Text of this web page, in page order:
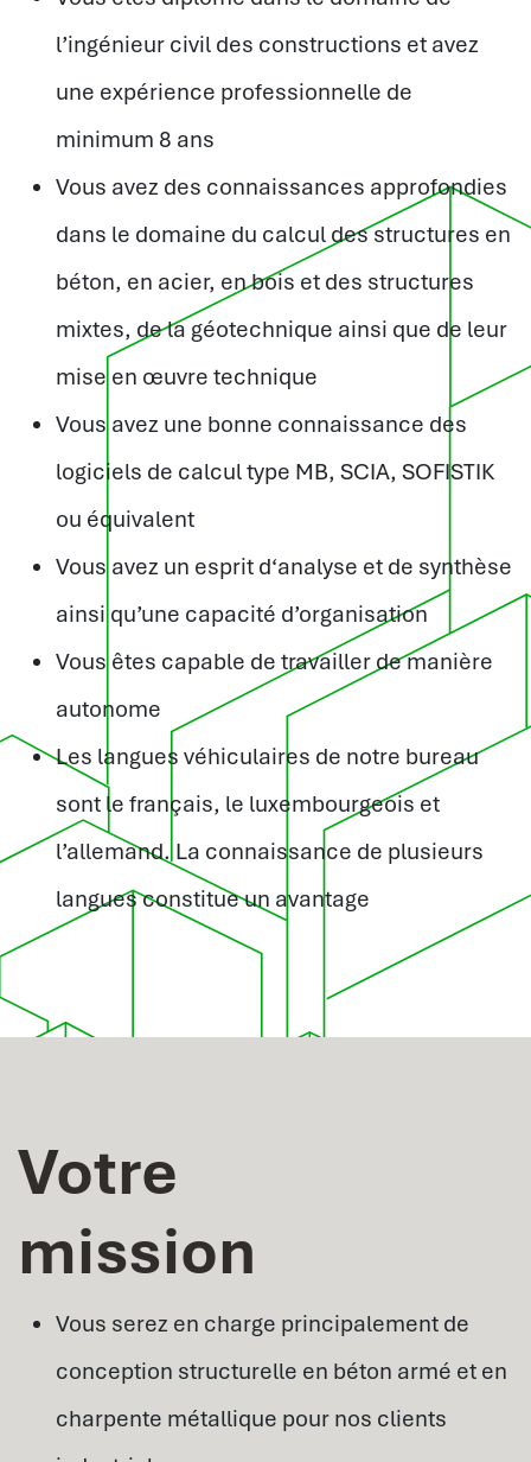
l’ingénieur civil des constructions et avez
une expérience professionnelle de
minimum 8 ans
Vous avez des connaissances approfondies
dans le domaine du calcul des structures en
béton, en acier, en bois et des structures
mixtes, de la géotechnique ainsi que de leur
mise en œuvre technique
Vous avez une bonne connaissance des
logiciels de calcul type MB, SCIA, SOFISTIK
ou équivalent
Vous avez un esprit d‘analyse et de synthèse
ainsi qu’une capacité d’organisation
Vous êtes capable de travailler de manière
autonome
Les langues véhiculaires de notre bureau
sont le français, le luxembourgeois et
l’allemand. La connaissance de plusieurs
langues constitue un avantage
Votre
mission
Vous serez en charge principalement de
conception structurelle en béton armé et en
charpente métallique pour nos clients